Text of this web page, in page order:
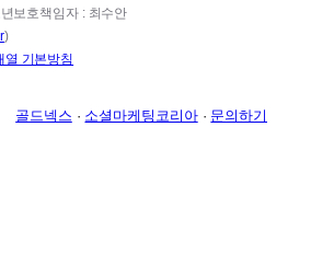
보호책임자 : 최수안
)
열 기본방침
골드넥스 · 소셜마케팅코리아· 문의하기